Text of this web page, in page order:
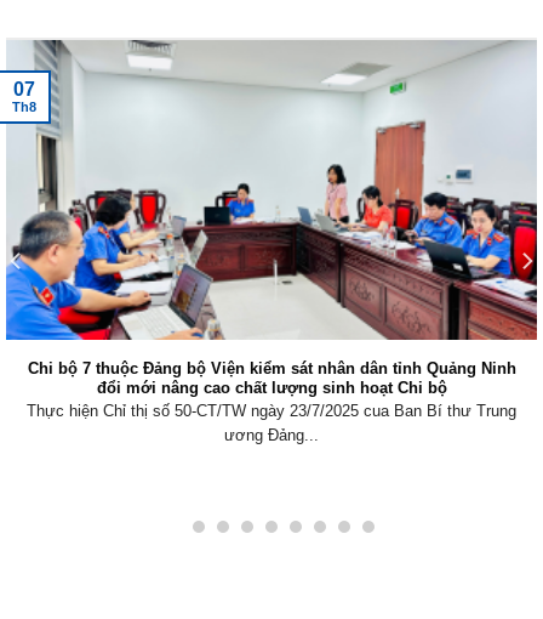
Chi bộ 7 thuộc Đảng bộ Viện kiểm sát nhân dân tỉnh Quảng Ninh
đổi mới nâng cao chất lượng sinh hoạt Chi bộ
Thực hiện Chỉ thị số 50-CT/TW ngày 23/7/2025 cua Ban Bí thư Trung
ương Đảng...
07
Th8